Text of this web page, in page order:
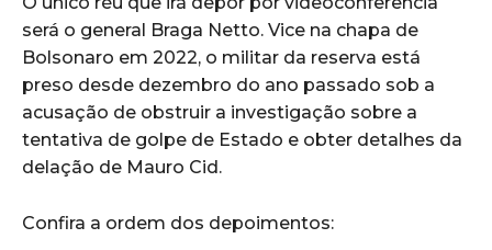
será o general Braga Netto. Vice na chapa de
Bolsonaro em 2022, o militar da reserva está
preso desde dezembro do ano passado sob a
acusação de obstruir a investigação sobre a
tentativa de golpe de Estado e obter detalhes da
delação de Mauro Cid.
Confira a ordem dos depoimentos: